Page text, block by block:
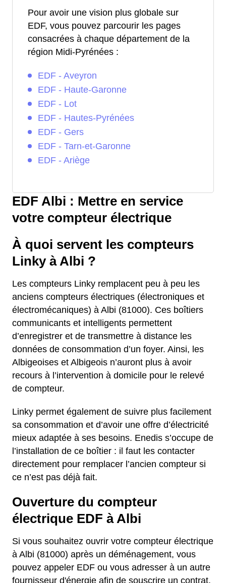
Pour avoir une vision plus globale sur
EDF, vous pouvez parcourir les pages
consacrées à chaque département de la
région Midi-Pyrénées :
EDF - Aveyron
EDF - Haute-Garonne
EDF - Lot
EDF - Hautes-Pyrénées
EDF - Gers
EDF - Tarn-et-Garonne
EDF - Ariège
EDF Albi : Mettre en service
votre compteur électrique
À quoi servent les compteurs
Linky à Albi ?
Les compteurs Linky remplacent peu à peu les
anciens compteurs électriques (électroniques et
électromécaniques) à Albi (81000). Ces boîtiers
communicants et intelligents permettent
d’enregistrer et de transmettre à distance les
données de consommation d’un foyer. Ainsi, les
Albigeoises et Albigeois n’auront plus à avoir
recours à l’intervention à domicile pour le relevé
de compteur.
Linky permet également de suivre plus facilement
sa consommation et d’avoir une offre d’électricité
mieux adaptée à ses besoins. Enedis s’occupe de
l’installation de ce boîtier : il faut les contacter
directement pour remplacer l’ancien compteur si
ce n’est pas déjà fait.
Ouverture du compteur
électrique EDF à Albi
Si vous souhaitez ouvrir votre compteur électrique
à Albi (81000) après un déménagement, vous
pouvez appeler EDF ou vous adresser à un autre
fournisseur d'énergie afin de souscrire un contrat.